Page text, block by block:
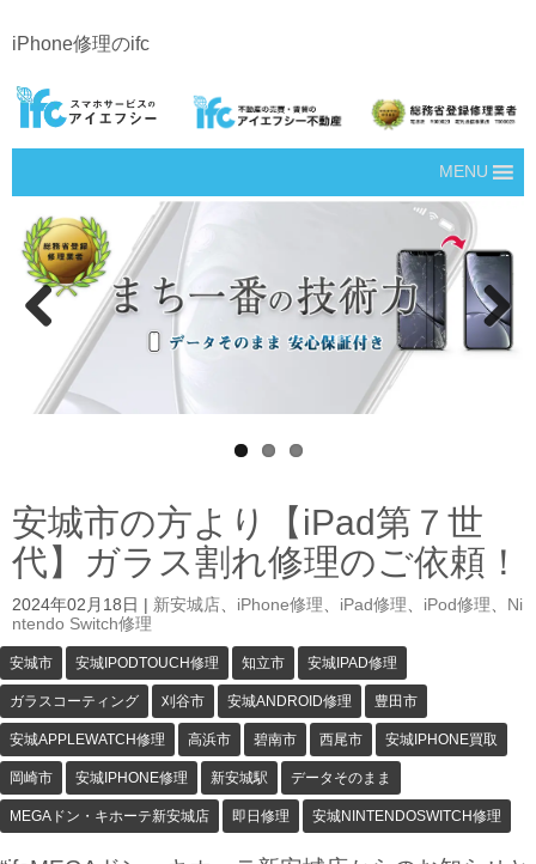
iPhone修理のifc
MENU
Next
安城市の方より【iPad第７世
代】ガラス割れ修理のご依頼！
2024年02月18日 新安城店 iPhone修理 iPad修理 iPod修理
Ni
ntendo Switch修理
安城市 安城IPODTOUCH修理 知立市 安城IPAD修理
ガラスコーティング 刈谷市 安城ANDROID修理 豊田市
安城APPLEWATCH修理 高浜市 碧南市 西尾市 安城IPHONE買取
岡崎市 安城IPHONE修理 新安城駅 データそのまま
MEGAドン・キホーテ新安城店 即日修理 安城NINTENDOSWITCH修理